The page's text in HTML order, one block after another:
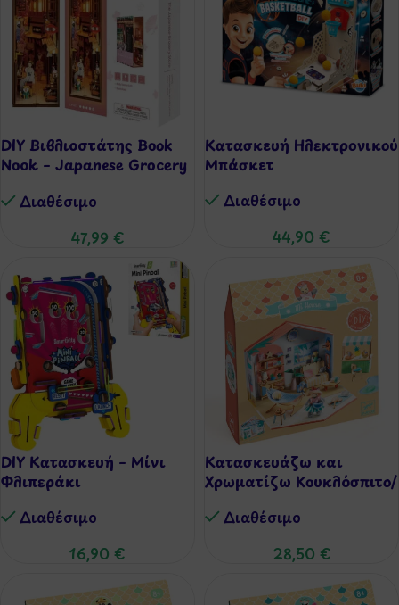
DIY Βιβλιοστάτης Book
Nook – Japanese Grocery
Διαθέσιμo
47,99 €
Κατασκευή Ηλεκτρονικού
Μπάσκετ
Διαθέσιμo
44,90 €
DIY Κατασκευή – Μίνι
Φλιπεράκι
Διαθέσιμo
16,90 €
Κατασκευάζω και
Χρωματίζω Κουκλόσπιτο/
Διαθέσιμo
28,50 €